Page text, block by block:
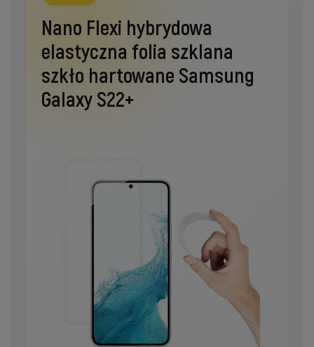
Nano Flexi hybrydowa
elastyczna folia szklana
szkło hartowane Samsung
Galaxy S22+